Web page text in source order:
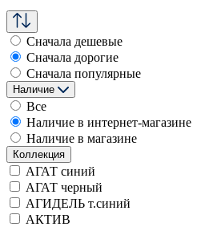
Сначала дешевые
Сначала дорогие
Сначала популярные
Наличие
Все
Наличие в интернет-магазине
Наличие в магазине
Коллекция
АГАТ синий
АГАТ черный
АГИДЕЛЬ т.синий
АКТИВ